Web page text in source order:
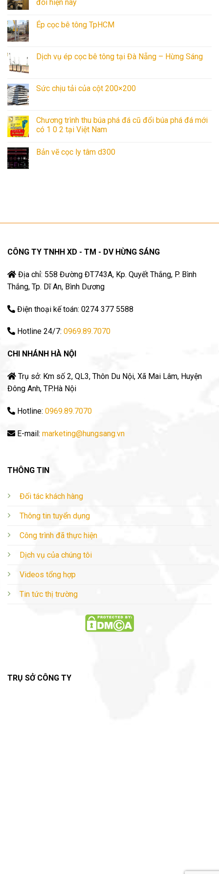
đổi hiện nay
Ép cọc bê tông TpHCM
Dịch vụ ép cọc bê tông tại Đà Nẵng – Hừng Sáng
Sức chịu tải của cột 200×200
Chương trình thu búa phá đá cũ đổi búa phá đá mới
có 1 0 2 tại Việt Nam
Bản vẽ cọc ly tâm d300
CÔNG TY TNHH XD - TM - DV HỪNG SÁNG
Địa chỉ: 558 Đường ĐT743A, Kp. Quyết Thắng, P. Bình
Thắng, Tp. Dĩ An, Bình Dương
Điện thoại kế toán: 0274 377 5588
Hotline 24/7: 0969.89.7070
CHI NHÁNH HÀ NỘI
Trụ sở: Km số 2, QL3, Thôn Du Nội, Xã Mai Lâm, Huyện
Đông Anh, TP.Hà Nội
Hotline: 0969.89.7070
E-mail: marketing@hungsang.vn
THÔNG TIN
Đối tác khách hàng
Thông tin tuyển dụng
Công trình đã thực hiện
Dịch vụ của chúng tôi
Videos tổng hợp
Tin tức thị trường
TRỤ SỞ CÔNG TY